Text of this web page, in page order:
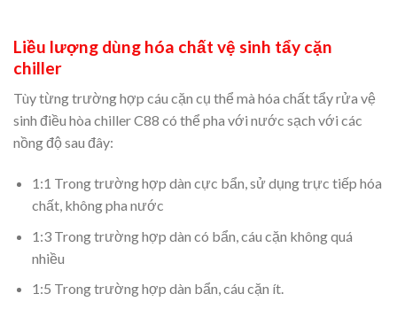
Liều lượng dùng hóa chất vệ sinh tẩy cặn
chiller
Tùy từng trường hợp cáu cặn cụ thể mà hóa chất tẩy rửa vệ
sinh điều hòa chiller C88 có thể pha với nước sạch với các
nồng độ sau đây:
1:1 Trong trường hợp dàn cực bẩn, sử dụng trực tiếp hóa
chất, không pha nước
1:3 Trong trường hợp dàn có bẩn, cáu cặn không quá
nhiều
1:5 Trong trường hợp dàn bẩn, cáu cặn ít.